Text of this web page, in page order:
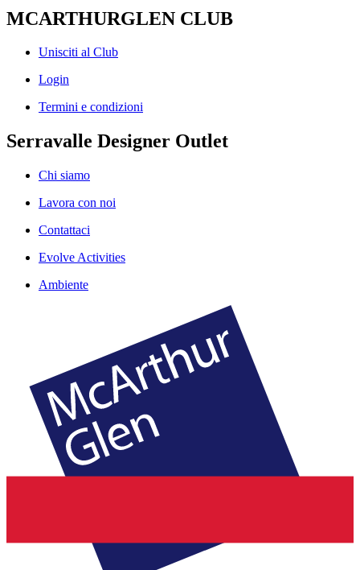
MCARTHURGLEN CLUB
Unisciti al Club
Login
Termini e condizioni
Serravalle Designer Outlet
Chi siamo
Lavora con noi
Contattaci
Evolve Activities
Ambiente